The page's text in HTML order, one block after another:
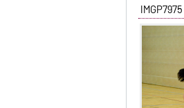
IMGP7975